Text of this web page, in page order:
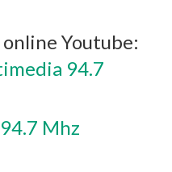
Youtube:
94.7
Mhz